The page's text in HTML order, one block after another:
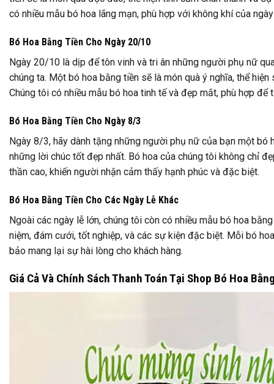
có nhiều mẫu bó hoa lãng mạn, phù hợp với không khí của
Bó Hoa Bằng Tiền Cho Ngày 20/10
Ngày 20/10 là dịp để tôn vinh và tri ân những người phụ nữ
chúng ta. Một bó hoa bằng tiền sẽ là món quà ý nghĩa, thể
Chúng tôi có nhiều mẫu bó hoa tinh tế và đẹp mắt, phù hợp để
Bó Hoa Bằng Tiền Cho Ngày 8/3
Ngày 8/3, hãy dành tặng những người phụ nữ của bạn một bó
những lời chúc tốt đẹp nhất. Bó hoa của chúng tôi không chỉ
thần cao, khiến người nhận cảm thấy hạnh phúc và đặc biệt.
Bó Hoa Bằng Tiền Cho Các Ngày Lễ Khác
Ngoài các ngày lễ lớn, chúng tôi còn có nhiều mẫu bó hoa
niệm, đám cưới, tốt nghiệp, và các sự kiện đặc biệt. Mỗi bó
bảo mang lại sự hài lòng cho khách hàng.
Giá Cả Và Chính Sách Thanh Toán Tại Shop Bó Hoa